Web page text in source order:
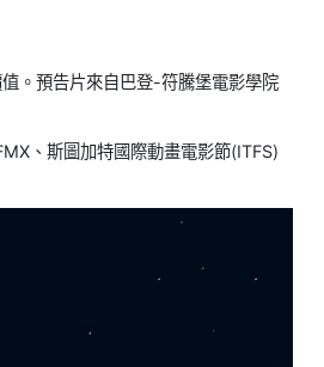
。預告片來自巴登-符騰堡電影學院
、斯圖加特國際動畫電影節(ITFS)